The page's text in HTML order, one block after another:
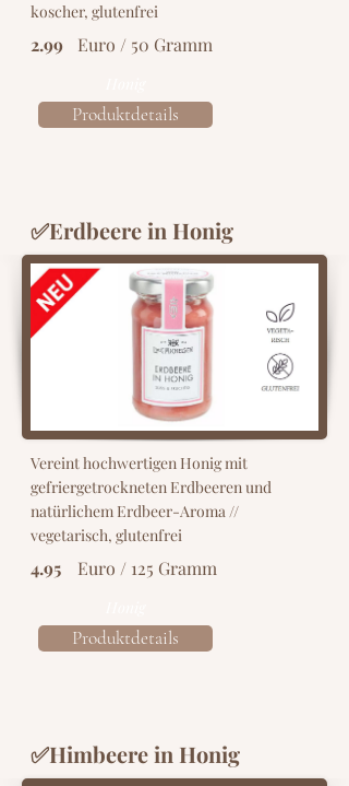
koscher, glutenfrei
2.99 Euro / 50 Gramm
Produktdetails
✅Erdbeere in Honig
Vereint hochwertigen Honig mit
gefriergetrockneten Erdbeeren und
natürlichem Erdbeer-Aroma //
vegetarisch, glutenfrei
4.95 Euro / 125 Gramm
Produktdetails
✅Himbeere in Honig